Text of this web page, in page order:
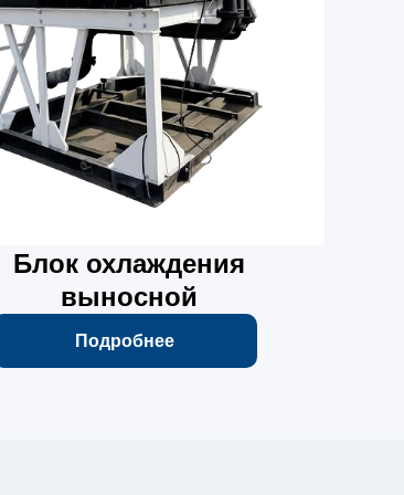
Блок охлаждения
выносной
Подробнее